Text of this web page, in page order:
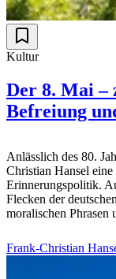
Kultur
Der 8. Mai –
Befreiung
Anlässlich des 80.
Christian Hansel
Erinnerungspolitik.
Flecken der
moralischen Phrasen
Frank-Christian